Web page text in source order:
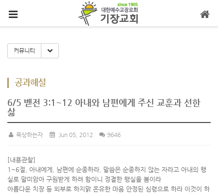
커뮤니티 Toggle Dropdown
공과해설
6/5 벧전 3:1~12 아내와 남편에게 주신 교훈과 선한
삶
묵상하는자 Jun 05, 2012 9646
[내용관찰]
1~6절, 아내에게, 남편에 순종하라, 말씀은 순종하지 않는 자라고 아내의 행
실로 말미암아 구원받게 하려 함이니 정결한 행실을 봄이라
아름다운 치장 등 외부로 하지맑 온유한 마음 안정된 심령으로 하라 이것이 하